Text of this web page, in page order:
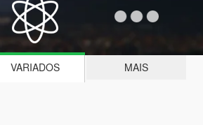
VARIADOS MAIS